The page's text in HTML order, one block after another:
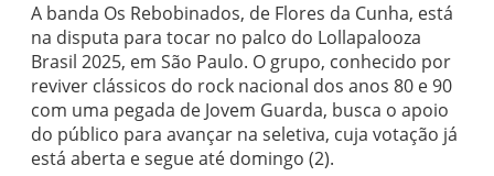
A banda Os Rebobinados, de Flores da Cunha, está
na disputa para tocar no palco do Lollapalooza
Brasil 2025, em São Paulo. O grupo, conhecido por
reviver clássicos do rock nacional dos anos 80 e 90
com uma pegada de Jovem Guarda, busca o apoio
do público para avançar na seletiva, cuja votação já
está aberta e segue até domingo (2).